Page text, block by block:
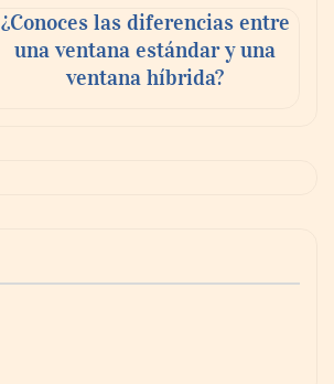
¿Conoces las diferencias entre
una ventana estándar y una
ventana híbrida?